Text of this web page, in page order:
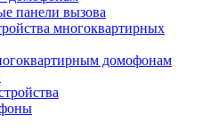
панели вызова
многоквартирных
домофонам